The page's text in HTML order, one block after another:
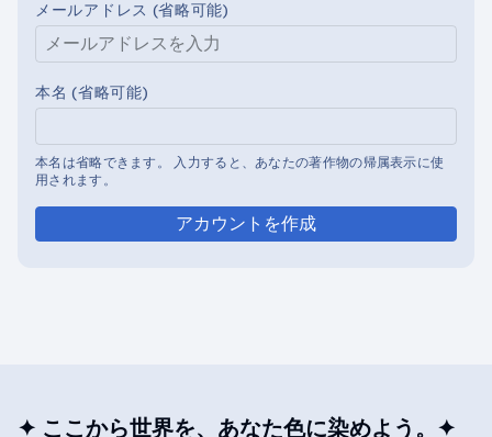
メールアドレス (省略可能)
本名 (省略可能)
本名は省略できます。 入力すると、あなたの著作物の帰属表示に使
用されます。
アカウントを作成
✦ ここから世界を、あなた色に染めよう。✦